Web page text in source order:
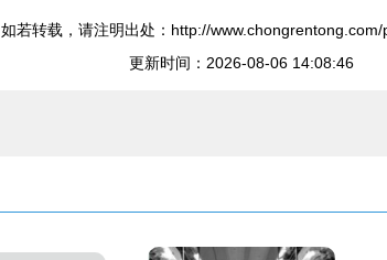
如若转载，请注明出处：http://
更新时间：2026-08-06 14:08:46